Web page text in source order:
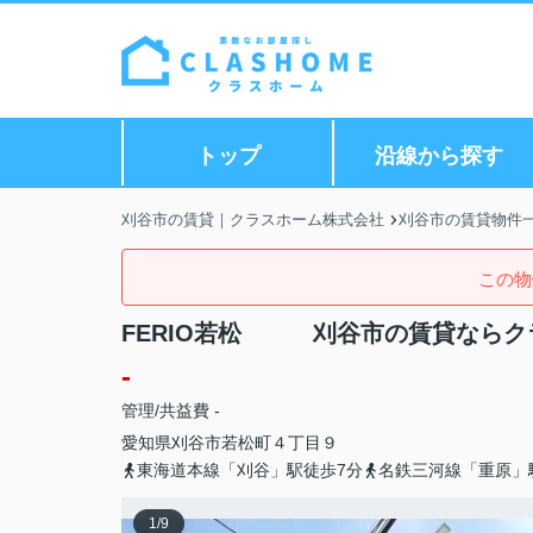
トップ 沿線から探す
刈谷市の賃貸｜クラスホーム株式会社 刈谷市の賃貸物件
この
FERIO若松 刈谷市の賃貸ならク
-
管理/共益費 -
愛知県刈谷市若松町４丁目９
東海道本線「刈谷」駅徒歩7分
名鉄三河線「重原
1/9